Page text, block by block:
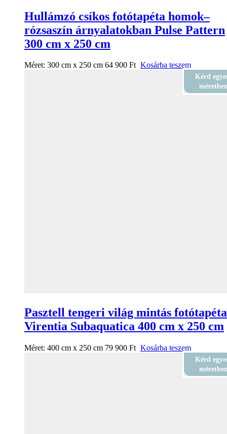
Hullámzó csíkos fotótapéta homok–
rózsaszín árnyalatokban Pulse Pattern
300 cm x 250 cm
Méret: 300 cm x 250 cm 64 900 Ft Kosárba teszem
Kérd
Pasztell tengeri világ mintás fotótapéta
Virentia Subaquatica 400 cm x 250 cm
Méret: 400 cm x 250 cm 79 900 Ft Kosárba teszem
Kérd